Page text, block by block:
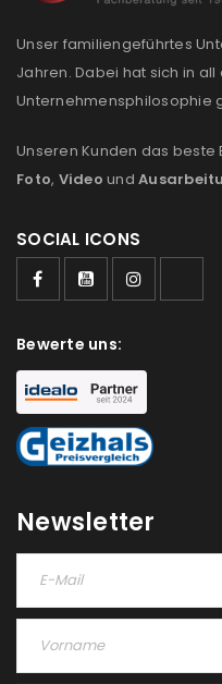
Unser familiengeführtes
Jahren. Dabei hat sich in
Unternehmensphilosophie
Unseren Kunden das beste
Foto, Video und
SOCIAL ICONS
Bewerte uns:
Newsletter